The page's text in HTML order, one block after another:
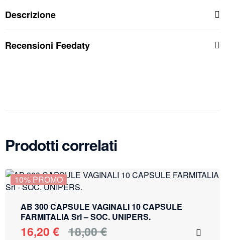
Descrizione
Recensioni Feedaty
Prodotti correlati
10% PROMO
AB 300 CAPSULE VAGINALI 10 CAPSULE
FARMITALIA Srl – SOC. UNIPERS.
18,00€
16,20 €